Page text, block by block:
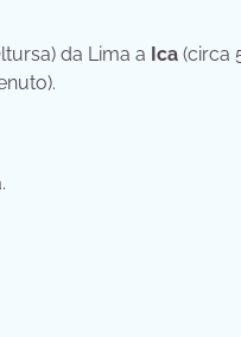
da Lima a Ica (circa